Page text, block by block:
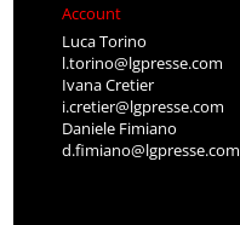
Account
Luca Torino
l.torino@lgpresse.com
Ivana Cretier
i.cretier@lgpresse.com
Daniele Fimiano
d.fimiano@lgpresse.com